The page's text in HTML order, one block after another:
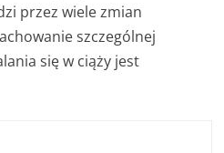
przez wiele zmian
szczególnej
się w ciąży jest